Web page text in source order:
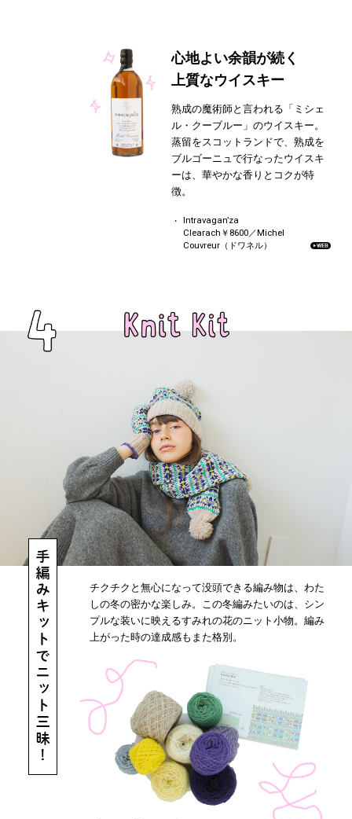
心地よい余韻が続く
上質なウイスキー
熟成の魔術師と言われる「ミシェ
ル・クーブルー」のウイスキー。
蒸留をスコットランドで、熟成を
ブルゴーニュで行なったウイスキ
ーは、華やかな香りとコクが特
徴。
Intravagan’za
Clearach￥8600／Michel
Couvreur（ドワネル）
チクチクと無心になって没頭できる編み物は、わた
しの冬の密かな楽しみ。この冬編みたいのは、シン
プルな装いに映えるすみれの花のニット小物。編み
上がった時の達成感もまた格別。